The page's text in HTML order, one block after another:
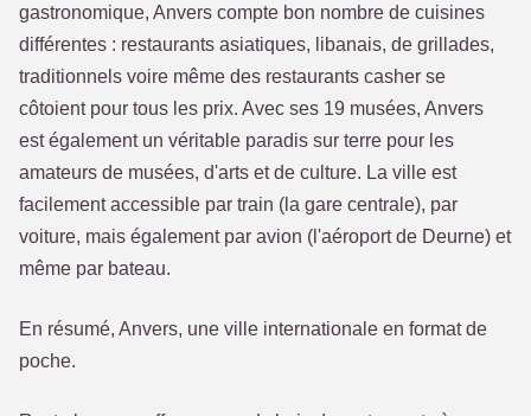
gastronomique, Anvers compte bon nombre de cuisines
différentes : restaurants asiatiques, libanais, de grillades,
traditionnels voire même des restaurants casher se
côtoient pour tous les prix. Avec ses 19 musées, Anvers
est également un véritable paradis sur terre pour les
amateurs de musées, d'arts et de culture. La ville est
facilement accessible par train (la gare centrale), par
voiture, mais également par avion (l'aéroport de Deurne) et
même par bateau.
En résumé, Anvers, une ville internationale en format de
poche.